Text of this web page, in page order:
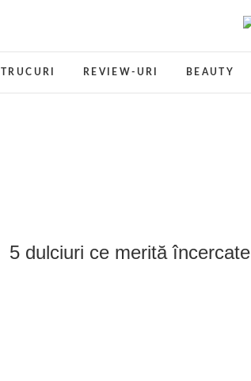
Cris+ina
TRUCURI REVIEW-URI BEAUTY
5 dulciuri ce merită încercate